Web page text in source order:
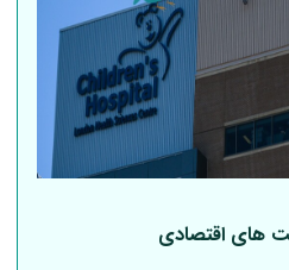
های اقتصادی